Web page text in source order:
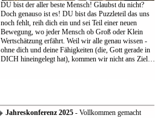
DU bist der aller beste Mensch! Glaubst du nicht?
Doch genauso ist es! DU bist das Puzzleteil das uns
noch fehlt, reih dich ein und sei Teil einer neuen
Bewegung, wo jeder Mensch ob Groß oder Klein
Wertschätzung erfährt. Weil wir alle genau wissen -
ohne dich und deine Fähigkeiten (die, Gott gerade in
DICH hineingelegt hat), kommen wir nicht ans Ziel…
Jahreskonferenz 2025- Vollkommen gemacht